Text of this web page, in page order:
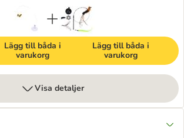
Lägg till båda i
varukorg
Lägg till båda i
varukorg
Visa detaljer